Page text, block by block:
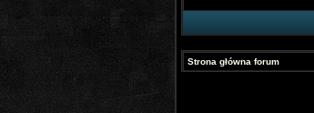
Strona główna forum